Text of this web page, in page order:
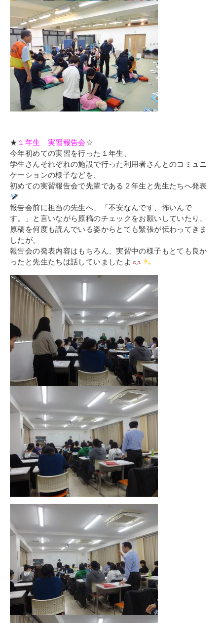
★ １年生 実習報告会☆
今年初めての実習を行った１年生、
学生さんそれぞれの施設で行った利用者さんとのコミュニ
ケーションの様子などを、
初めての実習報告会で先輩である２年生と先生たちへ発表
報告会前に担当の先生へ、「不安なんです、怖いんで
す。」と言いながら原稿のチェックをお願いしていたり、
原稿を何度も読んでいる姿からとても緊張が伝わってきま
したが、
報告会の発表内容はもちろん、実習中の様子もとても良か
ったと先生たちは話していましたよ